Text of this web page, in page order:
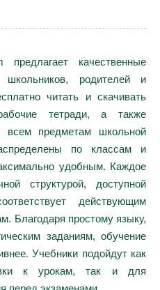
предлагает качественные
родителей и
читать и скачивать
тетради, а также
всем предметам школьной
по классам и
удобным. Каждое
структурой, доступной
действующим
Благодаря простому языку,
заданиям, обучение
Учебники подойдут как
к урокам, так и для